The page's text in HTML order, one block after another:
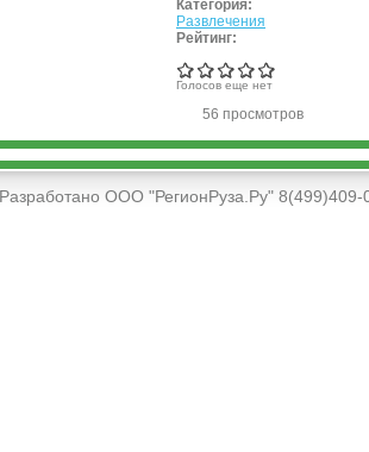
Категория:
Развлечения
Рейтинг:
Голосов еще нет
56 просмотров
ООО "РегионРуза.Ру" 8(499)409-